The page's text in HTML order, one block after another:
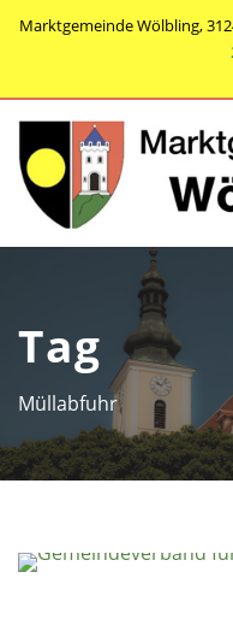
Marktgemeinde Wölbling,
Tag
Müllabfuhr